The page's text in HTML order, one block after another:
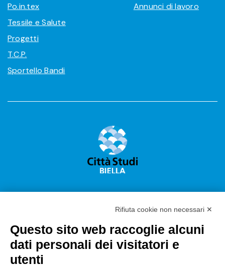
Po.in.tex
Tessile e Salute
Progetti
T.C.P.
Sportello Bandi
Annunci di lavoro
Città Studi S.p.A.
Sede Legale Corso G. Pella, 2 – 13900 Biella Italy –
Rifiuta cookie non necessari ✕
Questo sito web raccoglie alcuni
dati personali dei visitatori e
utenti